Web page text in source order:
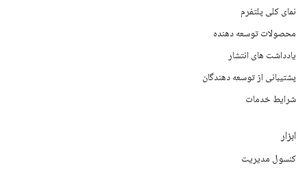
نمای کلی پلتفرم
محصولات توسعه دهنده
یادداشت های انتشار
پشتیبانی از توسعه دهندگان
شرایط خدمات
ابزار
کنسول مدیریت